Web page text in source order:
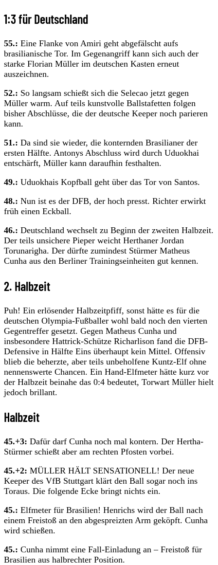
1:3 für Deutschland
55.: Eine Flanke von Amiri geht abgefälscht aufs
brasilianische Tor. Im Gegenangriff kann sich auch der
starke Florian Müller im deutschen Kasten erneut
auszeichnen.
52.: So langsam schießt sich die Selecao jetzt gegen
Müller warm. Auf teils kunstvolle Ballstafetten folgen
bisher Abschlüsse, die der deutsche Keeper noch parieren
kann.
51.: Da sind sie wieder, die konternden Brasilianer der
ersten Hälfte. Antonys Abschluss wird durch Uduokhai
entschärft, Müller kann daraufhin festhalten.
49.: Uduokhais Kopfball geht über das Tor von Santos.
48.: Nun ist es der DFB, der hoch presst. Richter erwirkt
früh einen Eckball.
46.: Deutschland wechselt zu Beginn der zweiten Halbzeit.
Der teils unsichere Pieper weicht Herthaner Jordan
Torunarigha. Der dürfte zumindest Stürmer Matheus
Cunha aus den Berliner Trainingseinheiten gut kennen.
2. Halbzeit
Puh! Ein erlösender Halbzeitpfiff, sonst hätte es für die
deutschen Olympia-Fußballer wohl bald noch den vierten
Gegentreffer gesetzt. Gegen Matheus Cunha und
insbesondere Hattrick-Schütze Richarlison fand die DFB-
Defensive in Hälfte Eins überhaupt kein Mittel. Offensiv
blieb die beherzte, aber teils unbeholfene Kuntz-Elf ohne
nennenswerte Chancen. Ein Hand-Elfmeter hätte kurz vor
der Halbzeit beinahe das 0:4 bedeutet, Torwart Müller hielt
jedoch brillant.
Halbzeit
45.+3: Dafür darf Cunha noch mal kontern. Der Hertha-
Stürmer schießt aber am rechten Pfosten vorbei.
45.+2: MÜLLER HÄLT SENSATIONELL! Der neue
Keeper des VfB Stuttgart klärt den Ball sogar noch ins
Toraus. Die folgende Ecke bringt nichts ein.
45.: Elfmeter für Brasilien! Henrichs wird der Ball nach
einem Freistoß an den abgespreizten Arm geköpft. Cunha
wird schießen.
45.: Cunha nimmt eine Fall-Einladung an – Freistoß für
Brasilien aus halbrechter Position.